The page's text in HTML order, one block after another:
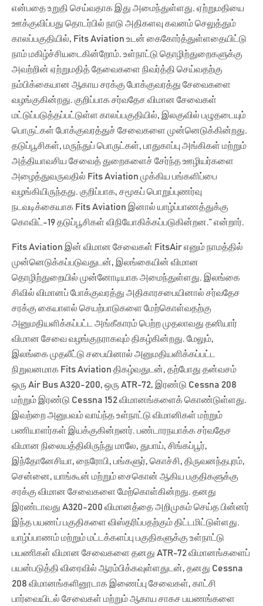
என்பதை உறுதி செய்வதாக இது அமைந்துள்ளது. ஏற்றுமதியை
ஊக்குவிப்பது தொடர்பில் நாடு அதிகளவு கவனம் செலுத்தும்
காலப்பகுதியில், Fits Aviation உடன் கைகோர்த்துள்ளதையிட்டு
நாம் மகிழ்ச்சியடைகின்றோம். உள்நாட்டு தொழிற்துறைகளுக்கு
அவற்றின் ஏற்றுமதித் தேவைகளை நிவர்த்தி செய்வதற்கு
நம்பிக்கையான ஆகாய சரக்கு போக்குவரத்து சேவைகளை
வழங்குகின்றது. குறிப்பாக சர்வதேச விமான சேவைகள்
மட்டுப்படுத்தப்பட்டுள்ள காலப்பகுதியில், இலகுவில் பழுதடையும்
பொருட்கள் போக்குவரத்துச் சேவைகளை முன்னெடுக்கின்றது.
தடுப்பூசிகள், மருந்துப் பொருட்கள், பாதுகாப்பு அங்கிகள் மற்றும்
அத்தியாவசிய சேவைத் துறைகளைச் சேர்ந்த ஊழியர்களை
அழைத்துவருவதில் Fits Aviation முக்கிய பங்களிப்பை
வழங்கியிருந்தது. குறிப்பாக, சமூகப் பொறுப்புணர்வு
நடவடிக்கையாக Fits Aviation இனால் யாழ்ப்பாணத்துக்கு
கொவிட்-19 தடுப்பூசிகள் விநியோகிக்கப்படுகின்றன.” என்றார்.
Fits Aviation இன் விமான சேவைகள் FitsAir எனும் நாமத்தில்
முன்னெடுக்கப்படுவதுடன், இலங்கையின் விமான
தொழிற்துறையில் முன்னோடியாக அமைந்துள்ளது. இலங்கை
சிவில் விமானப் போக்குவரத்து அதிகாரசபையினால் சர்வதேச
சரக்கு கையாளல் செயற்பாடுகளை மேற்கொள்வதற்கு
அனுமதியளிக்கப்பட்ட அங்கீகாரம் பெற்ற முதலாவது தனியார்
விமான சேவை வழங்குநராகவும் திகழ்கின்றது. மேலும்,
இலங்கை முதலீட்டு சபையினால் அனுமதியளிக்கப்பட்ட
நிறுவனமாக Fits Aviation திகழ்வதுடன், தற்போது தன்வசம்
ஒரு Air Bus A320-200, ஒரு ATR-72, இரண்டு Cessna 208
மற்றும் இரண்டு Cessna 152 விமானங்களைக் கொண்டுள்ளது.
இவற்றை அனுபவம் வாய்ந்த உள்நாட்டு விமானிகள் மற்றும்
பணியாளர்கள் இயக்குகின்றனர். பண்டாரநயாக்க சர்வதேச
விமான நிலையத்திலிருந்து மாலே, துபாய், சிங்கப்பூர்,
இந்தோனேசியா, நைரோபி, பங்களுர், கொச்சி, திருவனந்தபுரம்,
சென்னை, யாங்கூன் மற்றும் சைகொன் ஆகிய பகுதிகளுக்கு
சரக்கு விமான சேவைகளை மேற்கொள்கின்றது. தனது
இரண்டாவது A320-200 விமானத்தை அறிமுகம் செய்த பின்னர்
இந்த பயணப் பகுதிகளை விஸ்தரிப்பதற்கும் திட்டமிட்டுள்ளது.
யாழ்ப்பாணம் மற்றும் மட்டக்களப்பு பகுதிகளுக்கு உள்நாட்டு
பயணிகள் விமான சேவைகளை தனது ATR-72 விமானங்களைப்
பயன்படுத்தி விரைவில் ஆரம்பிக்கவுள்ளதுடன், தனது Cessna
208 விமானங்களினூடாக இணைப்பு சேவைகள், காட்சி
பார்வையிடல் சேவைகள் மற்றும் ஆகாய சாகச பயணங்களை